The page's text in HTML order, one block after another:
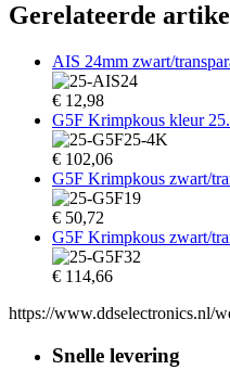
Gerelateerde
AIS 24mm zwart/
€ 12,98
G5F Krimpkous kleur
€ 102,06
G5F Krimpkous zwart/
€ 50,72
G5F Krimpkous zwart/
€ 114,66
https://www.ddselectronics.nl/
Snelle levering